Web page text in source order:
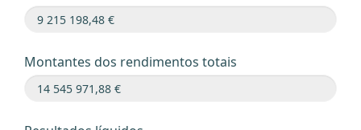
Montantes dos rendimentos totais